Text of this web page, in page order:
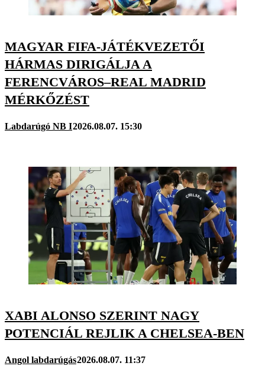
MAGYAR FIFA-JÁTÉKVEZETŐI
HÁRMAS DIRIGÁLJA A
FERENCVÁROS–REAL MADRID
MÉRKŐZÉST
Labdarúgó NB I2026.08.07. 15:30
XABI ALONSO SZERINT NAGY
POTENCIÁL REJLIK A CHELSEA-BEN
Angol labdarúgás2026.08.07. 11:37